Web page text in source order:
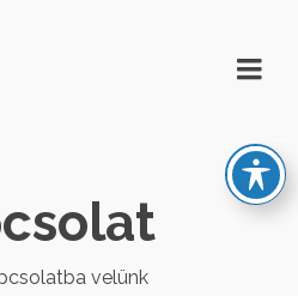
velünk